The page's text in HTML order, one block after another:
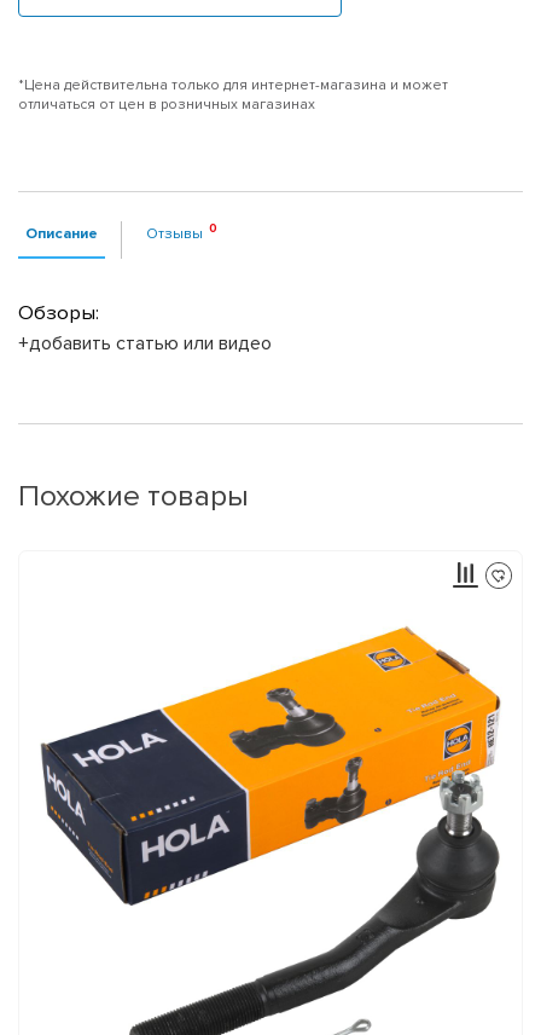
*Цена действительна только для интернет-магазина и может
отличаться от цен в розничных магазинах
Описание Отзывы
Обзоры:
+добавить статью или видео
Похожие товары